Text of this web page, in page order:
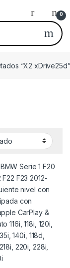
0
“X2 xDrive25d”